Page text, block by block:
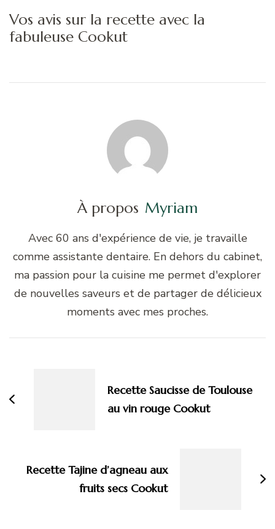
Vos avis sur la recette avec la
fabuleuse Cookut
À propos Myriam
Avec 60 ans d'expérience de vie, je travaille
comme assistante dentaire. En dehors du cabinet,
ma passion pour la cuisine me permet d'explorer
de nouvelles saveurs et de partager de délicieux
moments avec mes proches.
Recette Saucisse de Toulouse
au vin rouge Cookut
Recette Tajine d’agneau aux
fruits secs Cookut